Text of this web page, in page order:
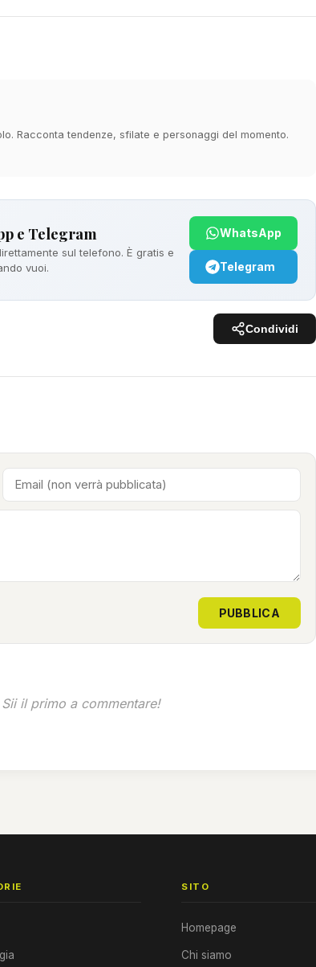
Racconta tendenze, sfilate e personaggi del momento.
e Telegram
sul telefono. È gratis e
vuoi.
WhatsApp
Telegram
Condividi
PUBBLICA
il primo a commentare!
SITO
Homepage
Chi siamo